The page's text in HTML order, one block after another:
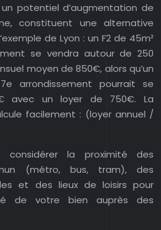
potentiel d’augmentation de
constituent une alternative
de Lyon : un F2 de 45m²
se vendra autour de 250
moyen de 850€, alors qu’un
arrondissement pourrait se
avec un loyer de 750€. La
facilement : (loyer annuel /
la proximité des
(métro, bus, tram), des
et des lieux de loisirs pour
de votre bien auprès des